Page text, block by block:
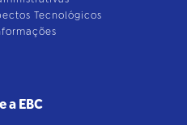
Tecnológicos
a EBC